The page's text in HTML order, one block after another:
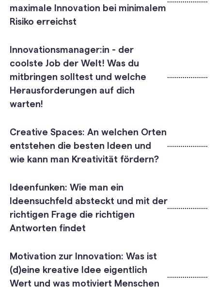
maximale Innovation bei minimalem
Risiko erreichst
Innovationsmanager:in - der
coolste Job der Welt! Was du
mitbringen solltest und welche
Herausforderungen auf dich
warten!
Creative Spaces: An welchen Orten
entstehen die besten Ideen und
wie kann man Kreativität fördern?
Ideenfunken: Wie man ein
Ideensuchfeld absteckt und mit der
richtigen Frage die richtigen
Antworten findet
Motivation zur Innovation: Was ist
(d)eine kreative Idee eigentlich
Wert und was motiviert Menschen